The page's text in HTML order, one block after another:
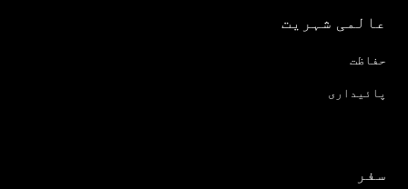
عالمی شہریت
حفاظت
پائیداری
سفر